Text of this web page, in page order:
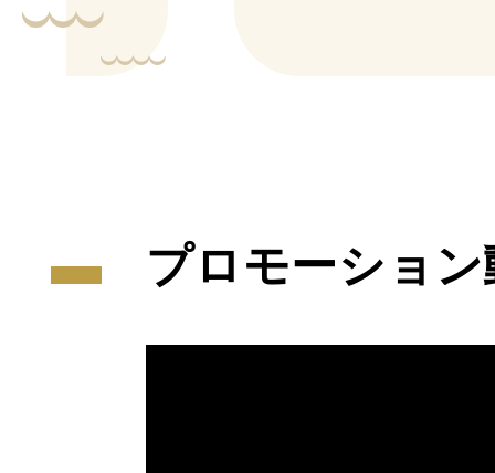
プロモーション